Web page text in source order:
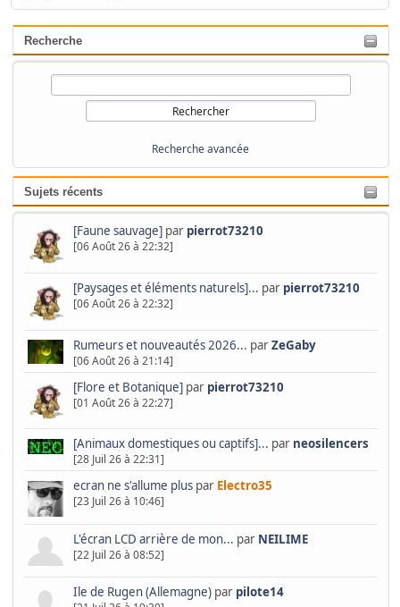
Recherche
Recherche avancée
Sujets récents
[Faune sauvage] par pierrot73210
[06 Août 26 à 22:32]
[Paysages et éléments naturels]... par pierrot73210
[06 Août 26 à 22:32]
Rumeurs et nouveautés 2026... parZeGaby
[06 Août 26 à 21:14]
[Flore et Botanique]par pierrot73210
[01 Août 26 à 22:27]
[Animaux domestiques ou captifs]... par neosilencers
[28 Juil 26 à 22:31]
ecran ne s'allume pluspar Electro35
[23 Juil 26 à 10:46]
L'écran LCD arrière de mon... par NEILIME
[22 Juil 26 à 08:52]
Ile de Rugen (Allemagne)par pilote14